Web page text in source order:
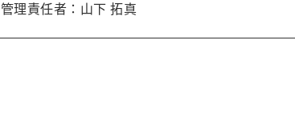
管理責任者：山下 拓真